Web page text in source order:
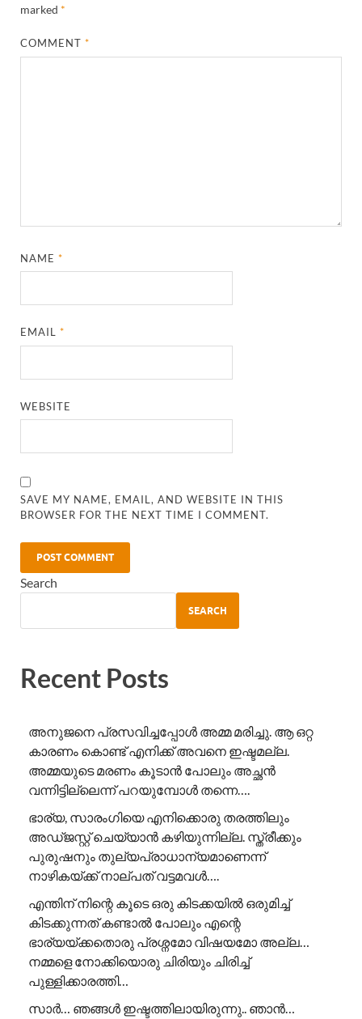
marked *
COMMENT*
NAME*
EMAIL*
WEBSITE
SAVE MY NAME, EMAIL, AND WEBSITE IN THIS
BROWSER FOR THE NEXT TIME I COMMENT.
Search
SEARCH
Recent Posts
അനുജനെ പ്രസവിച്ചപ്പോൾ അമ്മ മരിച്ചു. ആ ഒറ്റ
കാരണം കൊണ്ട് എനിക്ക് അവനെ ഇഷ്ടമല്ല.
അമ്മയുടെ മരണം കൂടാൻ പോലും അച്ഛൻ
വന്നിട്ടില്ലെന്ന് പറയുമ്പോൾ തന്നെ….
ഭാര്യ, സാരംഗിയെ എനിക്കൊരു തരത്തിലും
അഡ്ജസ്റ്റ് ചെയ്യാൻ കഴിയുന്നില്ല. സ്ത്രീക്കും
പുരുഷനും തുല്യപ്രാധാന്യമാണെന്ന്
നാഴികയ്ക്ക് നാല്പത് വട്ടമവൾ….
എന്തിന് നിന്റെ കൂടെ ഒരു കിടക്കയിൽ ഒരുമിച്ച്
കിടക്കുന്നത് കണ്ടാൽ പോലും എന്റെ
ഭാര്യയ്ക്കതൊരു പ്രശ്നമോ വിഷയമോ അല്ല…
നമ്മളെ നോക്കിയൊരു ചിരിയും ചിരിച്ച്
പുള്ളിക്കാരത്തി…
സാർ… ഞങ്ങൾ ഇഷ്ടത്തിലായിരുന്നു.. ഞാൻ…